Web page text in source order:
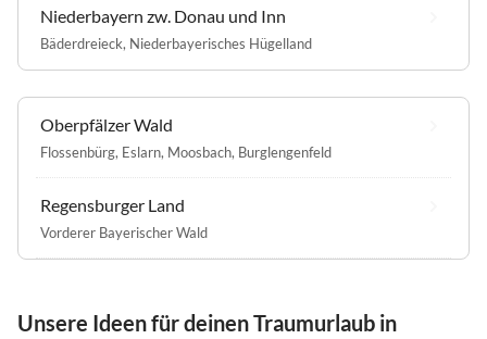
Niederbayern zw. Donau und Inn
Bäderdreieck, Niederbayerisches Hügelland
Oberpfälzer Wald
Flossenbürg, Eslarn, Moosbach, Burglengenfeld
Regensburger Land
Vorderer Bayerischer Wald
Unsere Ideen für deinen Traumurlaub in